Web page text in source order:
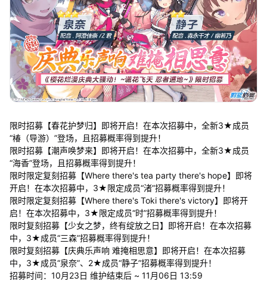
限时招募【春花护梦归】即将开启！在本次招募中，全新3★成员
“椿（导游）”登场，且招募概率得到提升！
限时招募【潮声唤梦来】即将开启！在本次招募中，全新3★成员
“海香”登场，且招募概率得到提升！
限时限定复刻招募【Where there's tea party there's hope】即将
开启！在本次招募中，3★限定成员“渚”招募概率得到提升！
限时限定复刻招募【Where there's Toki there's victory】即将开
启！在本次招募中，3★限定成员“时”招募概率得到提升！
限时复刻招募【少女之梦，终有绽放之日】即将开启！在本次招募
中，3★成员“三森”招募概率得到提升！
限时复刻招募【庆典乐声响 难掩相思意】即将开启！在本次招募
中，3★成员“泉奈”、2★成员“静子”招募概率得到提升！
招募时间：10月23日 维护结束后 ~ 11月06日 13:59